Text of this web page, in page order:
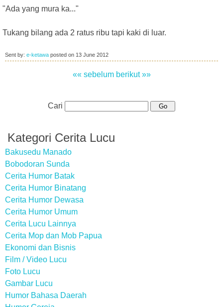
"Ada yang mura ka..."
Tukang bilang ada 2 ratus ribu tapi kaki di luar.
Sent by: e-ketawa posted on 13 June 2012
«« sebelum berikut »»
Cari
Kategori Cerita Lucu
Bakusedu Manado
Bobodoran Sunda
Cerita Humor Batak
Cerita Humor Binatang
Cerita Humor Dewasa
Cerita Humor Umum
Cerita Lucu Lainnya
Cerita Mop dan Mob Papua
Ekonomi dan Bisnis
Film / Video Lucu
Foto Lucu
Gambar Lucu
Humor Bahasa Daerah